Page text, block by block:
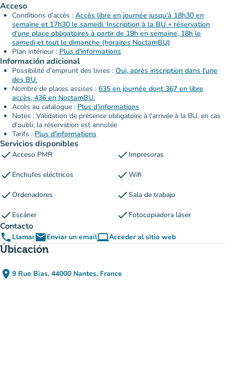
Acceso
Conditions d'accès : Accès libre en journée jusqu'à 18h30 en
semaine et 17h30 le samedi. Inscription à la BU + réservation
d'une place obligatoires à partir de 19h en semaine, 18h le
samedi et tout le dimanche (horaires NoctamBU)
Plan intérieur : Plus d'informations
Información adicional
Possibilité d'emprunt des livres : Oui, après inscription dans l'une
des BU.
Nombre de places assises : 635 en journée dont 367 en libre
accès, 436 en NoctamBU.
Accès au catalogue : Plus d'informations
Notes : Validation de présence obligatoire à l'arrivée à la BU, en cas
d'oubli, la réservation est annulée
Tarifs : Plus d'informations
Servicios disponibles
checkAcceso PMR check Impresoras
check Enchufes eléctricos checkWifi
checkOrdenadores checkSala de trabajo
check Escáner check Fotocopiadora láser
Contacto
phone LlamaremailEnviar un emailcomputerAcceder al sitio web
(nueva pestaña)
Úbicación
place 9 Rue Bias, 44000 Nantes, France
(abrir en Google Maps)
(nueva pestaña)